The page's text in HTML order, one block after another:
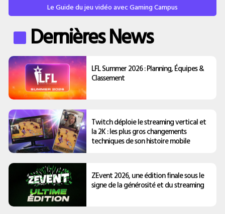
Le Guide du jeu vidéo avec Gaming Campus
Dernières News
LFL Summer 2026 : Planning, Équipes &
Classement
Twitch déploie le streaming vertical et
la 2K : les plus gros changements
techniques de son histoire mobile
ZEvent 2026, une édition finale sous le
signe de la générosité et du streaming